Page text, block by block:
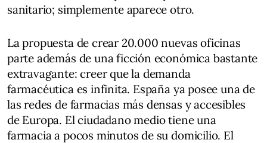
sanitario; simplemente aparece otro.
La propuesta de crear 20.000 nuevas oficinas
parte además de una ficción económica bastante
extravagante: creer que la demanda
farmacéutica es infinita. España ya posee una de
las redes de farmacias más densas y accesibles
de Europa. El ciudadano medio tiene una
farmacia a pocos minutos de su domicilio. El